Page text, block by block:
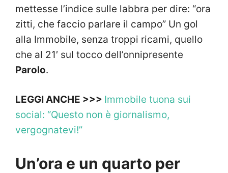
mettesse l’indice sulle labbra per dire: “ora
zitti, che faccio parlare il campo” Un gol
alla Immobile, senza troppi ricami, quello
che al 21′ sul tocco dell’onnipresente
Parolo.
LEGGI ANCHE >>> Immobile tuona sui
social: “Questo non è giornalismo,
vergognatevi!”
Un’ora e un quarto per